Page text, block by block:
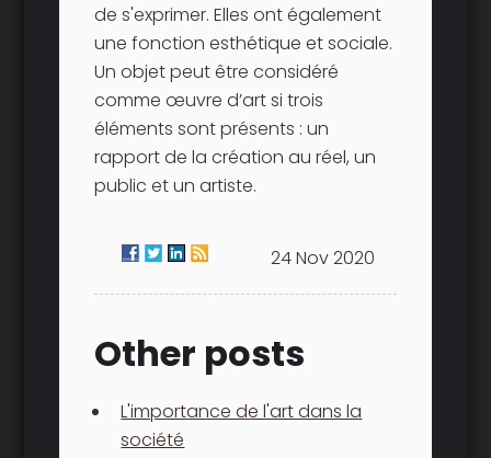
de s'exprimer. Elles ont également
une fonction esthétique et sociale.
Un objet peut être considéré
comme œuvre d’art si trois
éléments sont présents : un
rapport de la création au réel, un
public et un artiste.
24 Nov 2020
Other posts
L'importance de l'art dans la
société